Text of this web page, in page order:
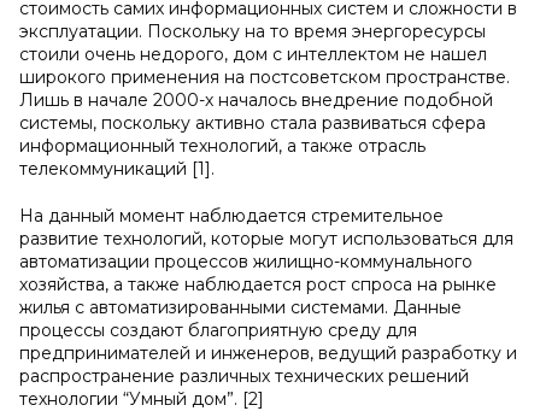
стоимость самих информационных систем и сложности в
эксплуатации. Поскольку на то время энергоресурсы
стоили очень недорого, дом с интеллектом не нашел
широкого применения на постсоветском пространстве.
Лишь в начале 2000-х началось внедрение подобной
системы, поскольку активно стала развиваться сфера
информационный технологий, а также отрасль
телекоммуникаций [1].
На данный момент наблюдается стремительное
развитие технологий, которые могут использоваться для
автоматизации процессов жилищно-коммунального
хозяйства, а также наблюдается рост спроса на рынке
жилья с автоматизированными системами. Данные
процессы создают благоприятную среду для
предпринимателей и инженеров, ведущий разработку и
распространение различных технических решений
технологии “Умный дом”. [2]